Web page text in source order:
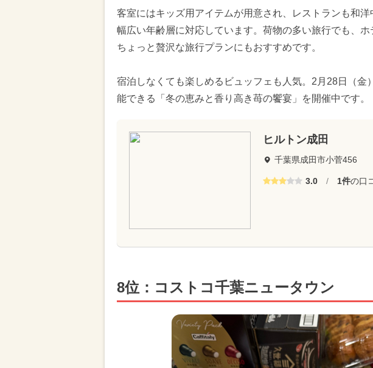
客室にはキッズ用アイテムが用意され、レストランも和洋
幅広い年齢層に対応しています。荷物の多い旅行でも、ホ
ちょっと贅沢な旅行プランにもおすすめです。
宿泊しなくても楽しめるビュッフェも人気。2月28日（金
能できる「冬の恵みと香り高き苺の饗宴」を開催中です。
ヒルトン成田
千葉県成田市小菅456
3.0 / 1件の口
8位：コストコ千葉ニュータウン